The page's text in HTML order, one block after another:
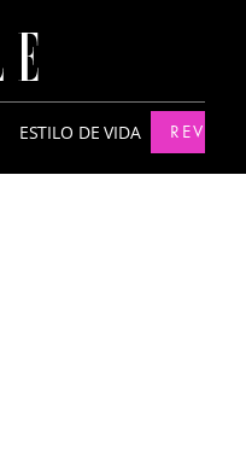
ESTILO DE VIDA